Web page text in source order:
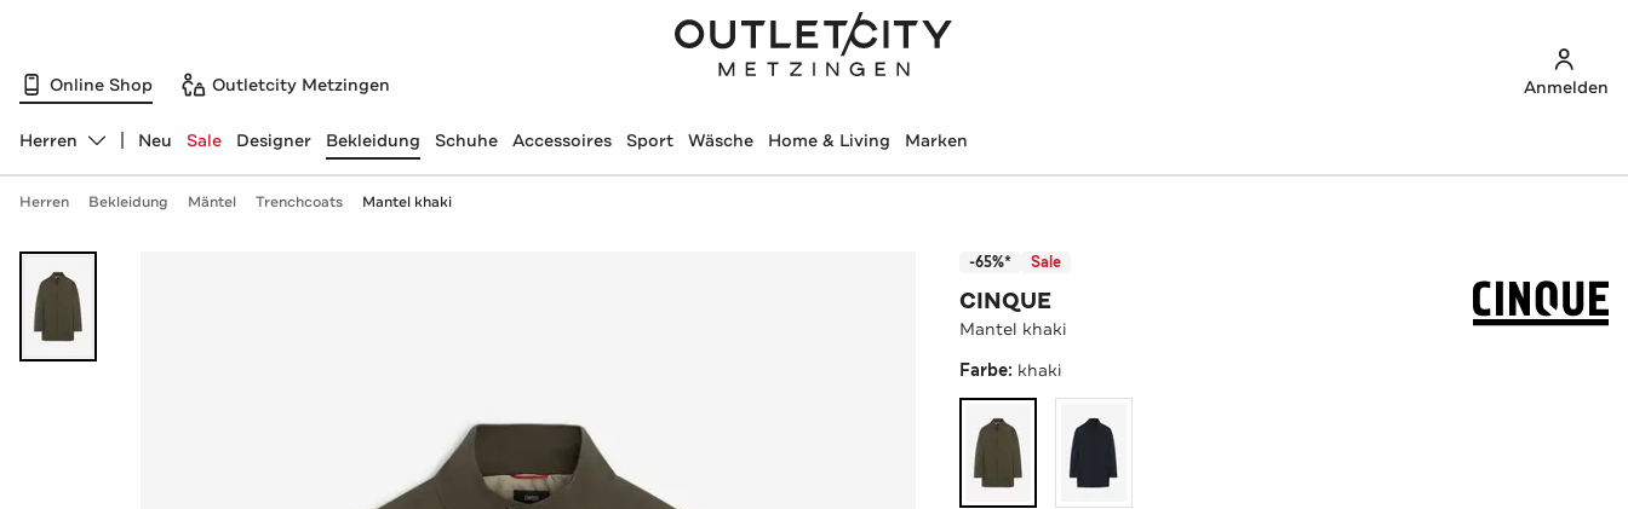
Online Shop Outletcity Metzingen Anmelden
Abteilung ändern, ausgewählt:
Herren Neu Sale Designer Bekleidung Schuhe Accessoires Sport Wäsche Home & Living Marken
Herren Bekleidung Mäntel Trenchcoats Mantel khaki
-65%* Sale
CINQUE
Mantel khaki
Farbe: khaki